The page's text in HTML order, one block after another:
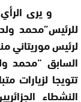
و يرى الرأي
للرئيس”محمد
لرئيس موريتاني
تتويجا لزيارات
النشطاء